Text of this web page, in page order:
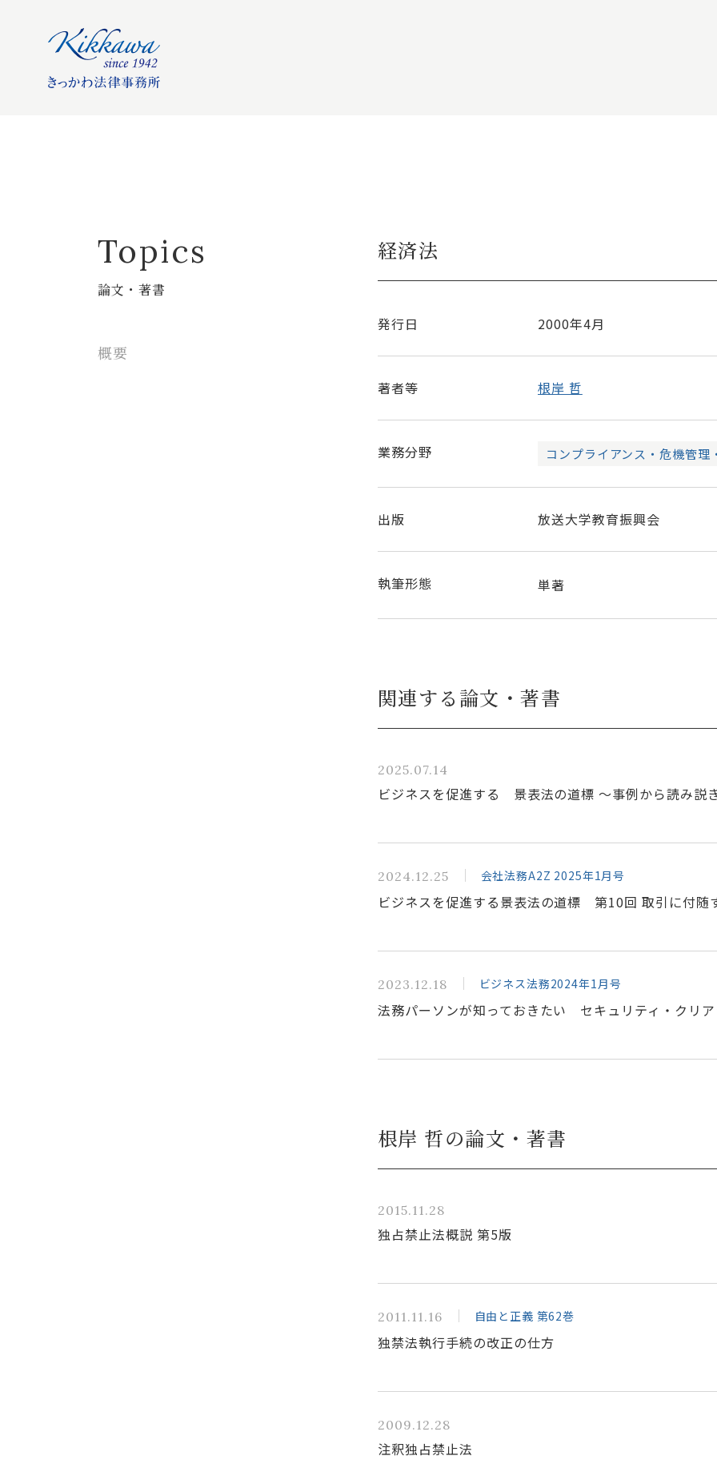
Topics
論文・著書
概要
経済法
発行日 2000年4月
著者等 根岸 哲
業務分野 コンプライアンス・危機管理
出版 放送大学教育振興会
執筆形態 単著
関連する論文・著書
2025.07.14
ビジネスを促進する 景表法の道標 ～事例から読み説
2024.12.25 会社法務A2Z 2025年1月号
ビジネスを促進する景表法の道標 第10回 取引に付随
2023.12.18 ビジネス法務2024年1月号
法務パーソンが知っておきたい セキュリティ・クリ
根岸 哲の論文・著書
2015.11.28
独占禁止法概説 第5版
2011.11.16 自由と正義 第62巻
独禁法執行手続の改正の仕方
2009.12.28
注釈独占禁止法